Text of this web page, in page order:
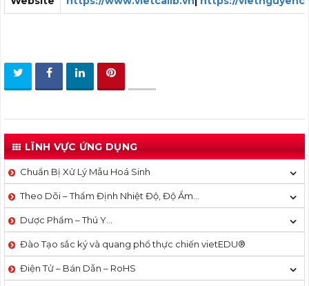
LĨNH VỰC ỨNG DỤNG
Chuẩn Bị Xử Lý Mẫu Hoá Sinh
Theo Dõi – Thẩm Định Nhiệt Độ, Độ Ẩm…
Dược Phẩm – Thú Y…
Đào Tạo sắc ký và quang phổ thực chiến vietEDU®
Điện Tử – Bán Dẫn – RoHS